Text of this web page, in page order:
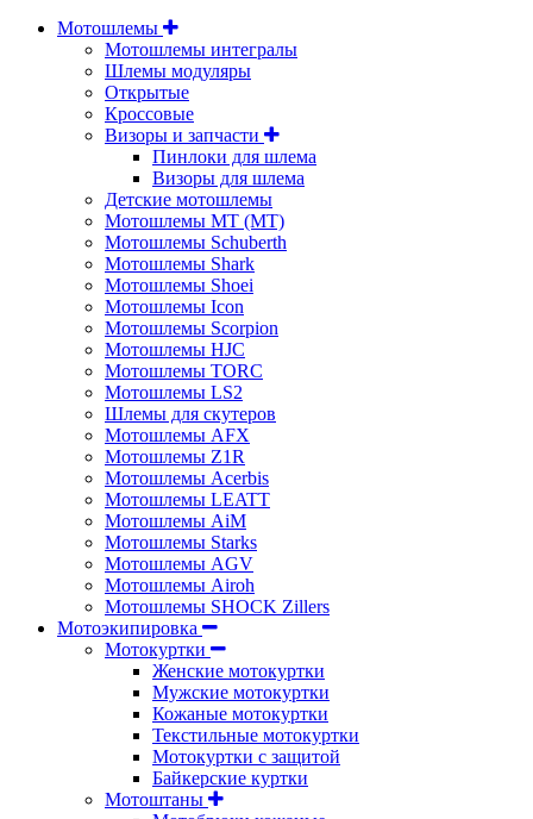
Мотошлемы
Мотошлемы интегралы
Шлемы модуляры
Открытые
Кросcовые
Визоры и запчасти
Пинлоки для шлема
Визоры для шлема
Детские мотошлемы
Мотошлемы MT (МТ)
Мотошлемы Schuberth
Мотошлемы Shark
Мотошлемы Shoei
Мотошлемы Icon
Мотошлемы Scorpion
Мотошлемы HJC
Мотошлемы TORC
Мотошлемы LS2
Шлемы для скутеров
Мотошлемы AFX
Мотошлемы Z1R
Мотошлемы Acerbis
Мотошлемы LEATT
Мотошлемы AiM
Мотошлемы Starks
Мотошлемы AGV
Мотошлемы Airoh
Мотошлемы SHOCK Zillers
Мотоэкипировка
Мотокуртки
Женские мотокуртки
Мужские мотокуртки
Кожаные мотокуртки
Текстильные мотокуртки
Мотокуртки с защитой
Байкерские куртки
Мотоштаны